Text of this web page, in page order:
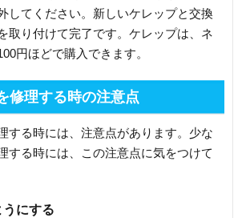
してください。新しいケレップと交換
取り付けて完了です。ケレップは、ネ
円ほどで購入できます。
修理する時の注意点
する時には、注意点があります。少な
する時には、この注意点に気をつけて
うにする